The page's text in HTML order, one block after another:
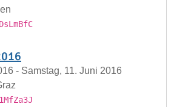
- Samstag, 11. Juni 2016